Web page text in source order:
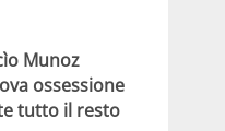
Munoz
ossessione
tutto il resto